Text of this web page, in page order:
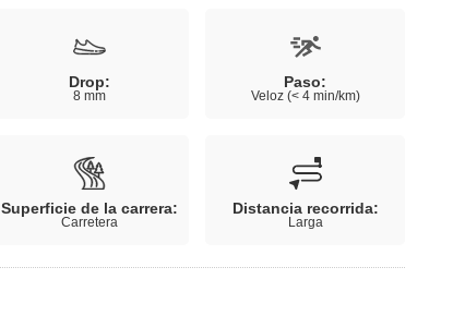
Drop:
8 mm
Paso:
Veloz (< 4 min/km)
Superficie de la carrera:
Carretera
Distancia recorrida:
Larga